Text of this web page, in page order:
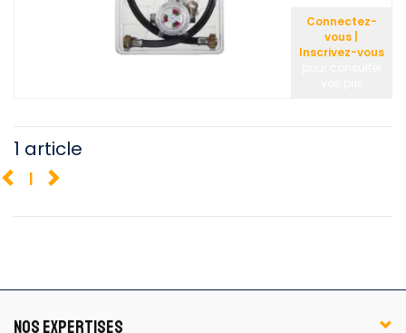
Connectez-
vous |
Inscrivez-vous
1 article
1
NOS EXPERTISES